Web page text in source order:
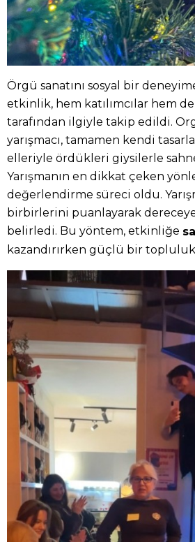
Örgü sanatını sosyal bir
etkinlik, hem katılımcılar hem
tarafından ilgiyle takip edildi.
yarışmacı, tamamen kendi
elleriyle ördükleri giysilerle
Yarışmanın en dikkat çeken
değerlendirme süreci oldu.
birbirlerini puanlayarak
belirledi. Bu yöntem, etkinliğe
kazandırırken güçlü bir